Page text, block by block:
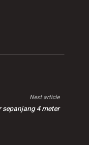
Next article
4 meter